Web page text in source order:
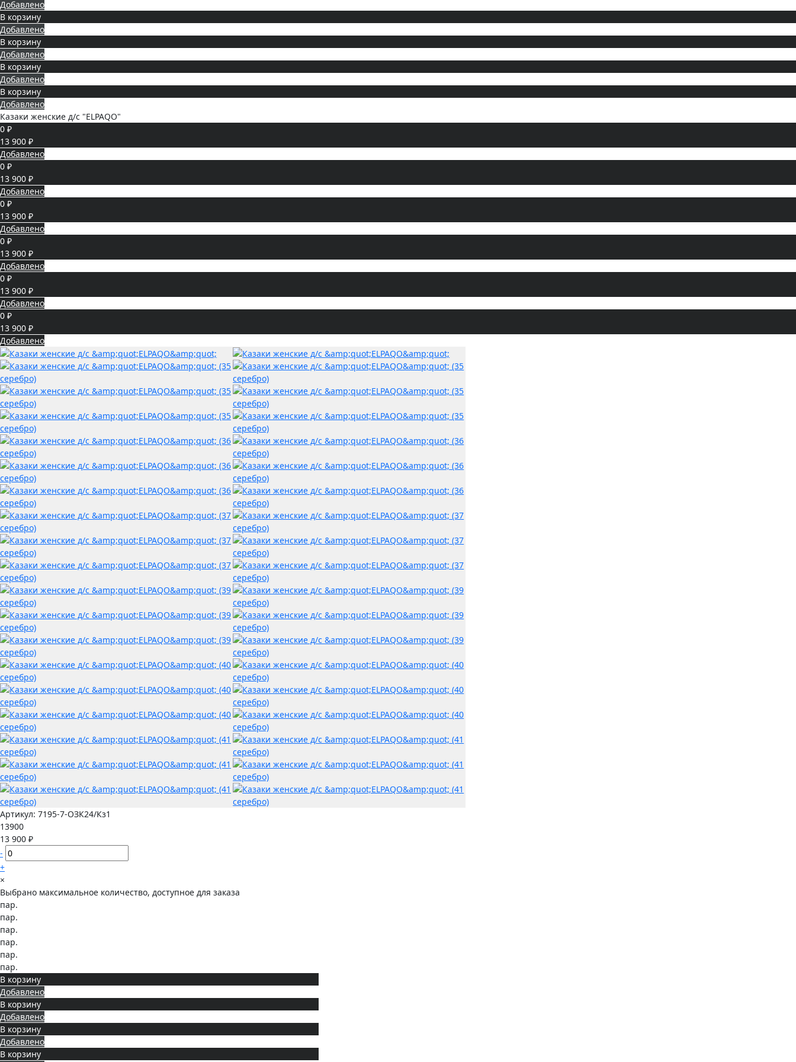
Добавлено
В корзину
Добавлено
В корзину
Добавлено
В корзину
Добавлено
В корзину
Добавлено
Казаки женские д/с "ELPAQO"
0 ₽
13 900 ₽
Добавлено
0 ₽
13 900 ₽
Добавлено
0 ₽
13 900 ₽
Добавлено
0 ₽
13 900 ₽
Добавлено
0 ₽
13 900 ₽
Добавлено
0 ₽
13 900 ₽
Добавлено
Артикул: 7195-7-ОЗК24/Кз1
13900
13 900 ₽
-
+
×
Выбрано максимальное количество, доступное для заказа
пар.
пар.
пар.
пар.
пар.
пар.
В корзину
Добавлено
В корзину
Добавлено
В корзину
Добавлено
В корзину